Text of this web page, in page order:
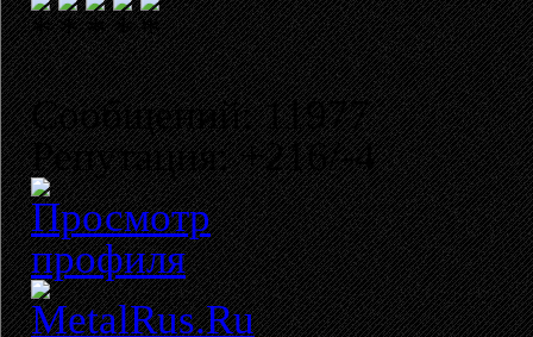
Сообщений: 11977
Репутация: +216/-4